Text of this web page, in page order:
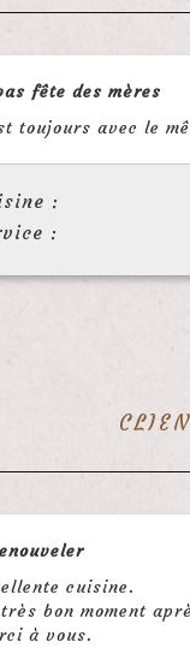
fête des mères
toujours avec le
:
:
cuisine.
bon moment
à vous.